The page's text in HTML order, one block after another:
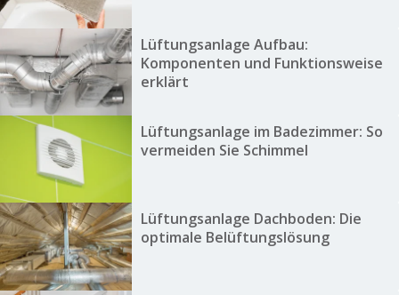
Lüftungsanlage Aufbau:
Komponenten und Funktionsweise
erklärt
Lüftungsanlage im Badezimmer: So
vermeiden Sie Schimmel
Lüftungsanlage Dachboden: Die
optimale Belüftungslösung